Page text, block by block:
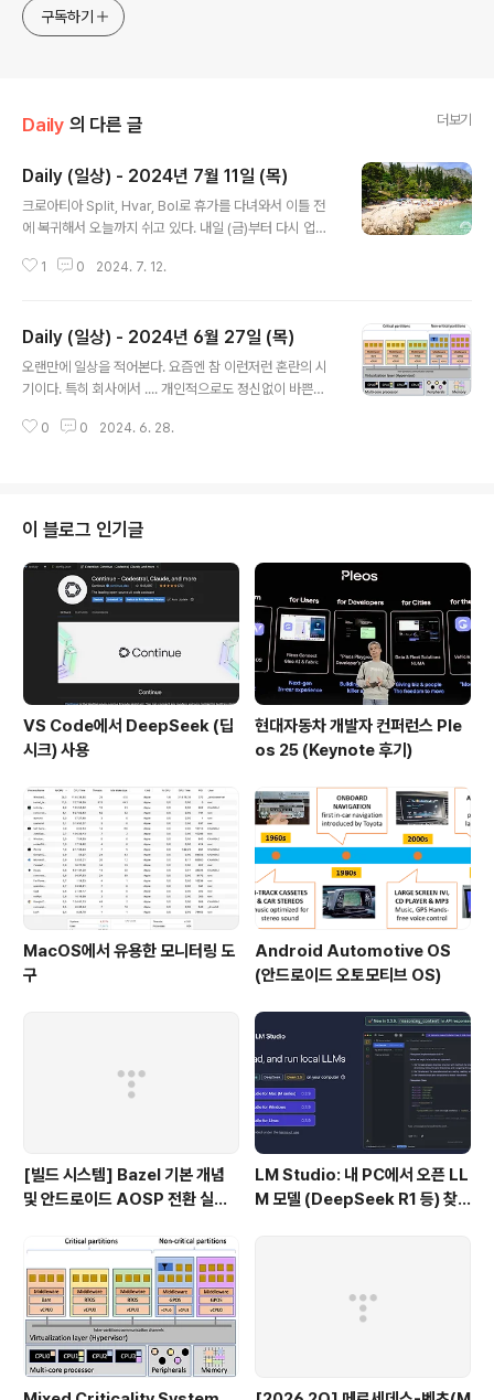
구독하기
Daily 의 다른 글 더보기
Daily (일상) - 2024년 7월 11일 (목)
크로아티아 Split, Hvar, Bol로 휴가를 다녀와서 이틀 전
에 복귀해서 오늘까지 쉬고 있다. 내일 (금)부터 다시 업무
메일, MS Teams 메시지 등을 처리하고 다음주 월요일부
살아난 느낌이다. 자기전 그리고 업무에 복귀하기 전에 이
런저런 생각을 하면서 블로그를 적어보고 있다.업무휴가
직전 매니저와 팀원들과 MB.OS에서 IVI 부분을 어떻게 다
하지마자 10시에 회의를 잡아놨고 8월 말, 10월 말까지 각
1 0 2024. 7. 12.
Daily (일상) - 2024년 6월 27일 (목)
오랜만에 일상을 적어본다. 요즘엔 참 이런저런 혼란의 시
기이다. 특히 회사에서 .... 개인적으로도 정신없이 바쁜시
예정이다. 짧지만 리프레시하고 다시 달려야할 것 같다.업
주 미팅을 하고 있고, AWS와 QNX 등과도 지속적으로 미
팅을 하고 있는 중이다. Mixed Criticality 라는 주제로 위
와 같이 계속 이야기도 하고 있고 Zonal Architecture
이야기도 여전히 계속 진행중이다. 또한 큰 변경사항으로
인해 Baseline을 만드는 이야기도..
0 0 2024. 6. 28.
이 블로그 인기글
VS Code에서 DeepSeek (딥
시크) 사용
현대자동차 개발자 컨퍼런스 Ple
os 25 (Keynote 후기)
MacOS에서 유용한 모니터링 도
구
Android Automotive OS
(안드로이드 오토모티브 OS)
[빌드 시스템] Bazel 기본 개념
및 안드로이드 AOSP 전환 실패
LM Studio: 내 PC에서 오픈 LL
M 모델 (DeepSeek R1 등) 찾